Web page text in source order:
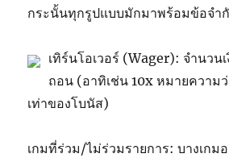
กระนั้นทุกรูปแบบมักมาพร้อมข้อจำกั
เทิร์นโอเวอร์ (Wager): จำนว
ถอน (อาทิเช่น 10x หมายความ
เท่าของโบนัส)
เกมที่ร่วม/ไม่ร่วมรายการ: บางเกม